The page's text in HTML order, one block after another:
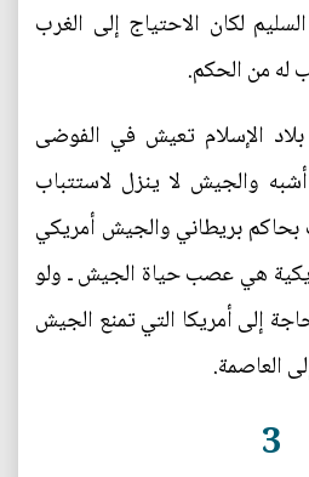
لكان الاحتياج إلى الغرب
له من الحكم.
بلاد الإسلام تعيش في الفوضى
والجيش لا ينزل لاستتباب
بحاكم بريطاني والجيش أمريكي
هي عصب حياة الجيش ـ ولو
إلى أمريكا التي تمنع الجيش
العاصمة.
3